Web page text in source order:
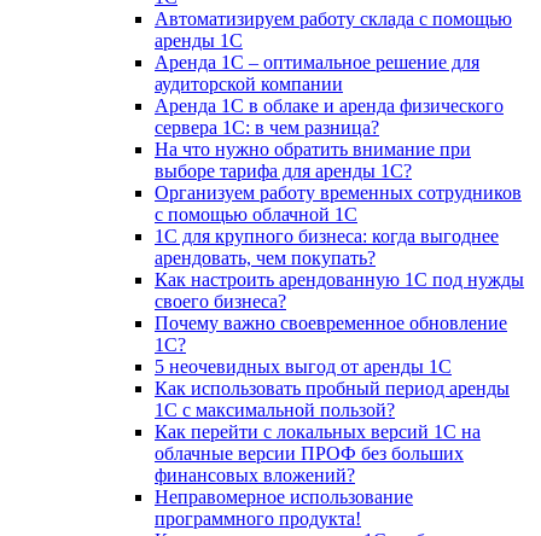
Автоматизируем работу склада с помощью
аренды 1С
Аренда 1С – оптимальное решение для
аудиторской компании
Аренда 1С в облаке и аренда физического
сервера 1С: в чем разница?
На что нужно обратить внимание при
выборе тарифа для аренды 1С?
Организуем работу временных сотрудников
с помощью облачной 1С
1С для крупного бизнеса: когда выгоднее
арендовать, чем покупать?
Как настроить арендованную 1С под нужды
своего бизнеса?
Почему важно своевременное обновление
1С?
5 неочевидных выгод от аренды 1С
Как использовать пробный период аренды
1С с максимальной пользой?
Как перейти с локальных версий 1С на
облачные версии ПРОФ без больших
финансовых вложений?
Неправомерное использование
программного продукта!